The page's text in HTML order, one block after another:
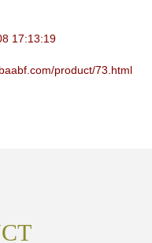
17:13:19
product/73.html